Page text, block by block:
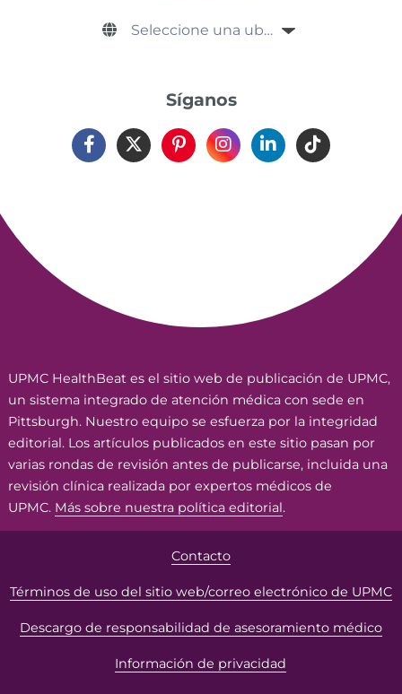
Síganos
UPMC HealthBeat es el sitio web de publicación de UPMC,
un sistema integrado de atención médica con sede en
Pittsburgh. Nuestro equipo se esfuerza por la integridad
editorial. Los artículos publicados en este sitio pasan por
varias rondas de revisión antes de publicarse, incluida una
revisión clínica realizada por expertos médicos de
UPMC. Más sobre nuestra política editorial.
Contacto
Términos de uso del sitio web/correo electrónico de UPMC
Descargo de responsabilidad de asesoramiento médico
Información de privacidad